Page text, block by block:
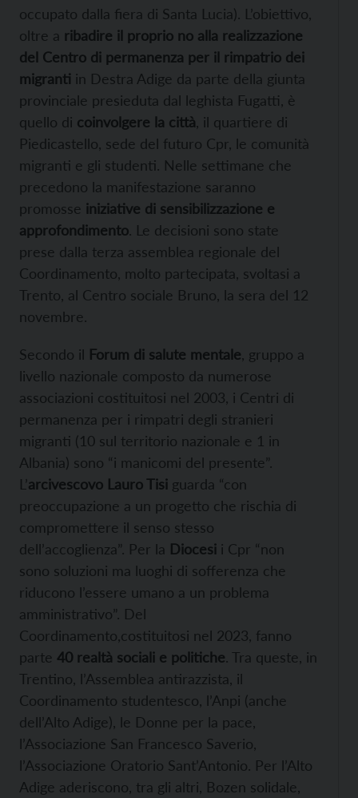
occupato dalla fiera di Santa Lucia). L’obiettivo,
oltre a ribadire il proprio no alla realizzazione
del Centro di permanenza per il rimpatrio dei
migranti in Destra Adige da parte della giunta
provinciale presieduta dal leghista Fugatti, è
quello di coinvolgere la città , il quartiere di
Piedicastello, sede del futuro Cpr, le comunità
migranti e gli studenti. Nelle settimane che
precedono la manifestazione saranno
promosse iniziative di sensibilizzazione e
approfondimento. Le decisioni sono state
prese dalla terza assemblea regionale del
Coordinamento, molto partecipata, svoltasi a
Trento, al Centro sociale Bruno, la sera del 12
novembre.
Secondo il Forum di salute mentale , gruppo a
livello nazionale composto da numerose
associazioni costituitosi nel 2003, i Centri di
permanenza per i rimpatri degli stranieri
migranti (10 sul territorio nazionale e 1 in
Albania) sono “i manicomi del presente”.
L’arcivescovo Lauro Tisi guarda “con
preoccupazione a un progetto che rischia di
compromettere il senso stesso
dell’accoglienza”. Per la Diocesi i Cpr “non
sono soluzioni ma luoghi di sofferenza che
riducono l’essere umano a un problema
amministrativo”. Del
Coordinamento,costituitosi nel 2023, fanno
parte 40 realtà sociali e politiche. Tra queste, in
Trentino, l’Assemblea antirazzista, il
Coordinamento studentesco, l’Anpi (anche
dell’Alto Adige), le Donne per la pace,
l’Associazione San Francesco Saverio,
l’Associazione Oratorio Sant’Antonio. Per l’Alto
Adige aderiscono, tra gli altri, Bozen solidale,